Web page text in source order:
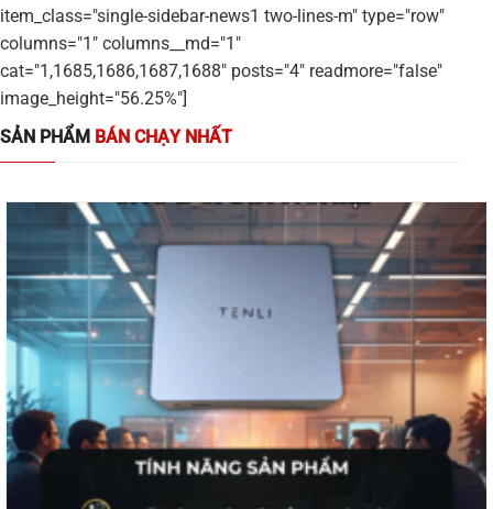
item_class="single-sidebar-news1 two-lines-m" type="row"
columns="1" columns__md="1"
cat="1,1685,1686,1687,1688" posts="4" readmore="false"
image_height="56.25%"]
SẢN PHẨM BÁN CHẠY NHẤT